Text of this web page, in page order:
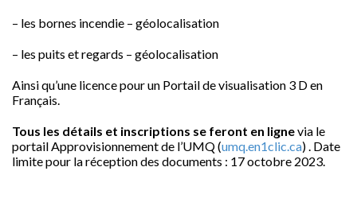
– les bornes incendie – géolocalisation
– les puits et regards – géolocalisation
Ainsi qu’une licence pour un Portail de visualisation 3 D en
Français.
Tous les détails et inscriptions se feront en lignevia le
portail Approvisionnement de l’UMQ (umq.en1clic.ca) . Date
limite pour la réception des documents : 17 octobre 2023.